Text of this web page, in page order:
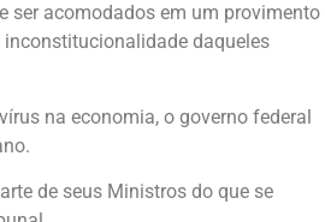
ser acomodados em um provimento
inconstitucionalidade daqueles
na economia, o governo federal
de seus Ministros do que se